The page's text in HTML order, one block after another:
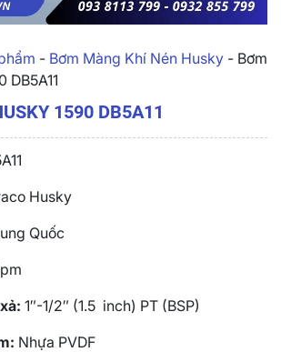
- Bơm Màng Khí Nén Husky - Bơm
DB5A11
1590 DB5A11
Husky
Quốc
1″-1/2″ (1.5 inch) PT (BSP)
Nhựa PVDF